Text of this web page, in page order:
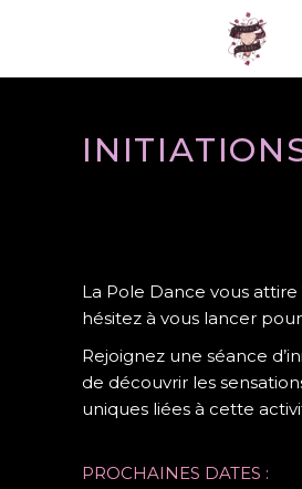
La Pole Dance vous attire
hésitez à vous lancer
Rejoignez une séance
de découvrir les
uniques liées à cette
PROCHAINES DATES :